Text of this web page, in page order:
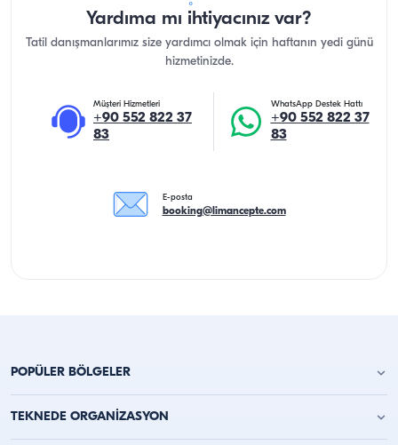
Yardıma mı ihtiyacınız var?
Tatil danışmanlarımız size yardımcı olmak için haftanın yedi günü
hizmetinizde.
Müşteri Hizmetleri
+90 552 822 37
83
WhatsApp Destek Hattı
+90 552 822 37
83
E-posta
booking@limancepte.com
POPÜLER BÖLGELER
Antalya Yat Kiralama
TEKNEDE ORGANİZASYON